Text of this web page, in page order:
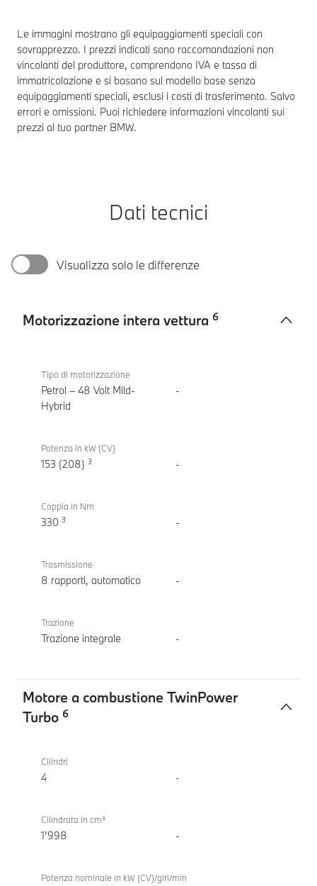
Le immagini mostrano gli equipaggiamenti speciali con
sovrapprezzo. I prezzi indicati sono raccomandazioni non
vincolanti del produttore, comprendono IVA e tassa di
immatricolazione e si basano sul modello base senza
equipaggiamenti speciali, esclusi i costi di trasferimento. Salvo
errori e omissioni. Puoi richiedere informazioni vincolanti sui
prezzi al tuo partner BMW.
Dati tecnici
Visualizza solo le differenze
Motorizzazione intera vettura 6
intera
vettura
X3 20
xDrive
Tipo di motorizzazione
Petrol – 48 Volt Mild-
Hybrid
-
Potenza in kW (CV)
153 (208) 3 -
Coppia in Nm
330 3 -
Trasmissione
8 rapporti, automatico -
Trazione
Trazione integrale -
Motore a combustione TwinPower
Turbo 6
combustione
X3 20
xDrive
Cilindri
4 -
Cilindrata in cm³
1’998 -
Potenza nominale in kW (CV)/giri/min